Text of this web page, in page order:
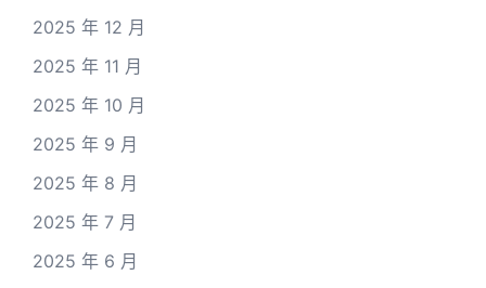
2025 年 12 月
2025 年 11 月
2025 年 10 月
2025 年 9 月
2025 年 8 月
2025 年 7 月
2025 年 6 月